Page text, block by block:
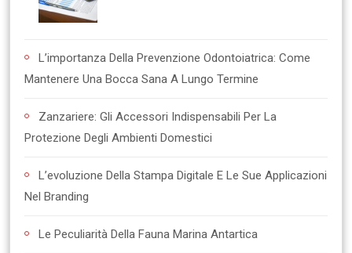
L’importanza Della Prevenzione Odontoiatrica: Come
Mantenere Una Bocca Sana A Lungo Termine
Zanzariere: Gli Accessori Indispensabili Per La
Protezione Degli Ambienti Domestici
L’evoluzione Della Stampa Digitale E Le Sue Applicazioni
Nel Branding
Le Peculiarità Della Fauna Marina Antartica